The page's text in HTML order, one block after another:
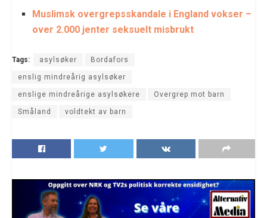
Muslimsk overgrepsskandale i England vokser –
over 2.000 jenter seksuelt misbrukt
Tags: asylsøker Bordafors
enslig mindreårig asylsøker
enslige mindreårige asylsøkere Overgrep mot barn
Småland voldtekt av barn